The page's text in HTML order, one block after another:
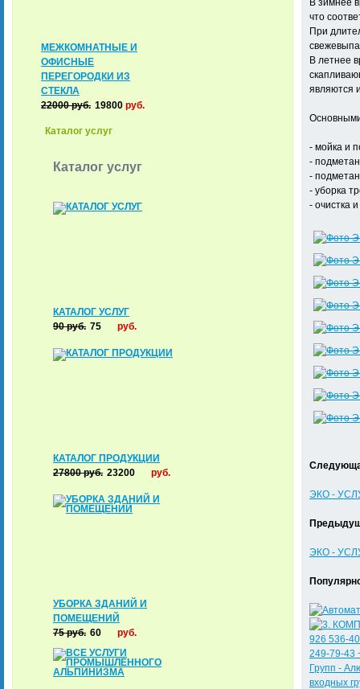
В зимнее
что
При
В летнее
являются
- мойка и
-
-
- уборка
- очистка
ЭКО -
ЭКО -
926 536-
249-79-43
Групп -
входных
МЕЖКОМНАТНЫЕ И
ОФИСНЫЕ
ПЕРЕГОРОДКИ ИЗ
СТЕКЛА
22000руб. 19800 руб.
Каталог услуг
Каталог услуг
КАТАЛОГ УСЛУГ
90руб. 75 руб.
КАТАЛОГ ПРОДУКЦИИ
27800руб. 23200 руб.
УБОРКА ЗДАНИЙ И
ПОМЕЩЕНИЙ
75руб. 60 руб.